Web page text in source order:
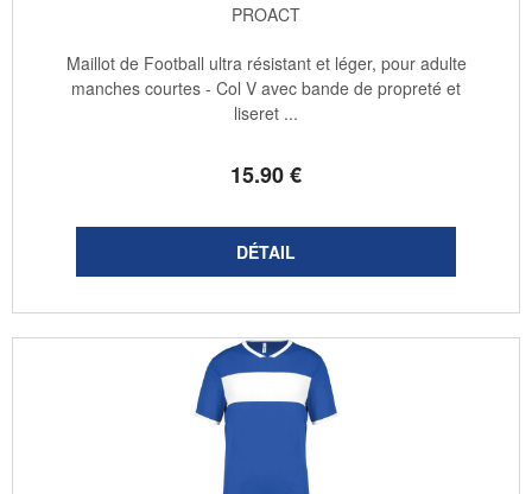
PROACT
15.90€
Maillot de Football ultra résistant et léger, pour adulte
manches courtes - Col V avec bande de propreté et
liseret ...